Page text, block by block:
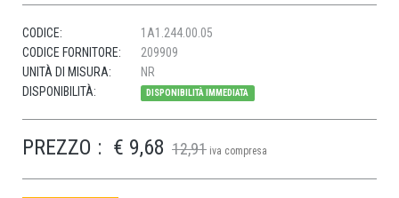
CODICE:
1A1.244.00.05
CODICE FORNITORE:
209909
UNITÀ DI MISURA:
NR
DISPONIBILITÀ:
DISPONIBILITÀ IMMEDIATA
PREZZO : € 9,68 12,91 iva compresa